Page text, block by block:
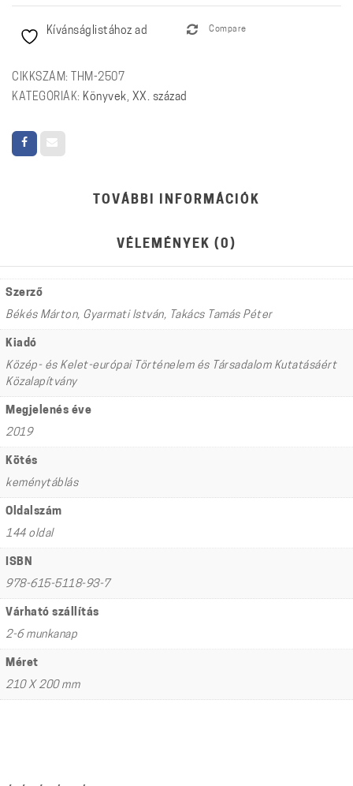
Kívánságlistához ad Compare
CIKKSZÁM: THM-2507
KATEGÓRIÁK: Könyvek, XX. század
TOVÁBBI INFORMÁCIÓK
VÉLEMÉNYEK (0)
Szerző
Békés Márton, Gyarmati István, Takács Tamás Péter
Kiadó
Közép- és Kelet-európai Történelem és Társadalom Kutatásáért
Közalapítvány
Megjelenés éve
2019
Kötés
keménytáblás
Oldalszám
144 oldal
ISBN
978-615-5118-93-7
Várható szállítás
2-6 munkanap
Méret
210 X 200 mm